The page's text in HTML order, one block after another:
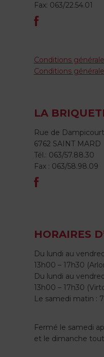
Fax: 063/22.54.01
Conditions
Conditions
LA
Rue de
6762 SAINT MARD
Tél.: 063/57.88.30
Fax : 063/58.98.09
HORAIRES
Du lundi au
13h00 – 17h30
Du lundi au
13h00 – 17h30
Le samedi matin :
Fermé le samedi
et le dimanche